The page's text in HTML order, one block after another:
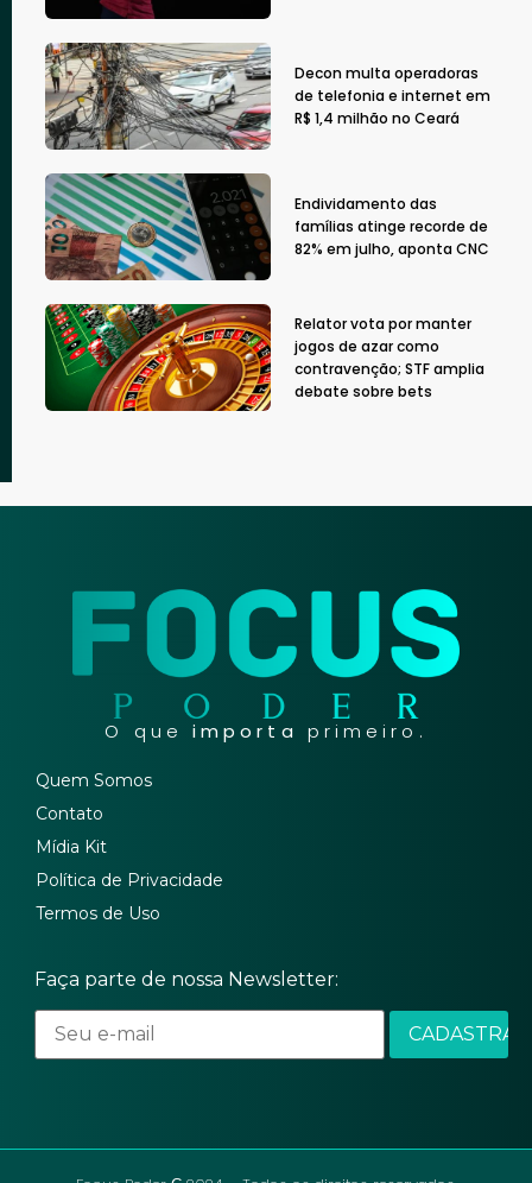
Decon multa operadoras
de telefonia e internet em
R$ 1,4 milhão no Ceará
Endividamento das
famílias atinge recorde de
82% em julho, aponta CNC
Relator vota por manter
jogos de azar como
contravenção; STF amplia
debate sobre bets
O que importa primeiro.
Quem Somos
Contato
Mídia Kit
Política de Privacidade
Termos de Uso
Faça parte de nossa Newsletter: